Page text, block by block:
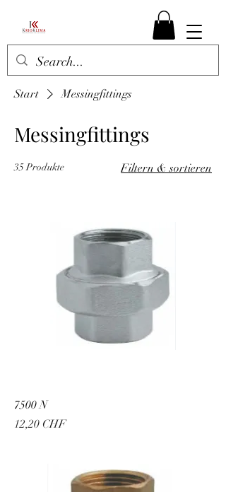
Start Messingfittings
Messingfittings
35 Produkte Filtern & sortieren
7500 N
Preis
12,20 CHF